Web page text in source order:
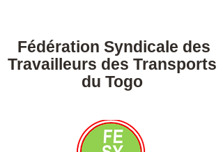
Fédération Syndicale des
Travailleurs des Transports
du Togo